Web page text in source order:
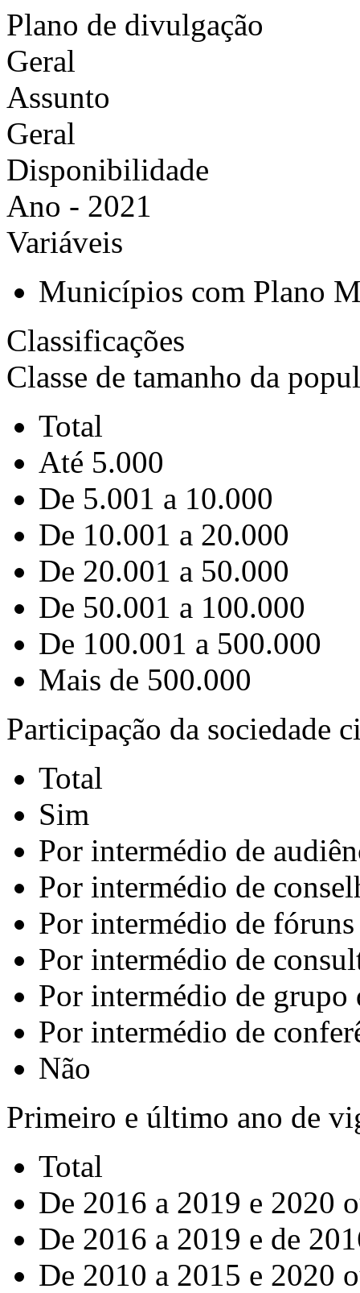
Plano de divulgação
Geral
Assunto
Geral
Disponibilidade
Ano - 2021
Variáveis
Municípios com Plano
Classificações
Classe de tamanho da
Total
Até 5.000
De 5.001 a 10.000
De 10.001 a 20.000
De 20.001 a 50.000
De 50.001 a 100.000
De 100.001 a 500.000
Mais de 500.000
Participação da sociedade
Total
Sim
Por intermédio de
Por intermédio de
Por intermédio de fóruns
Por intermédio de
Por intermédio de grupo
Por intermédio de
Não
Primeiro e último ano de
Total
De 2016 a 2019 e 2020
De 2016 a 2019 e de
De 2010 a 2015 e 2020